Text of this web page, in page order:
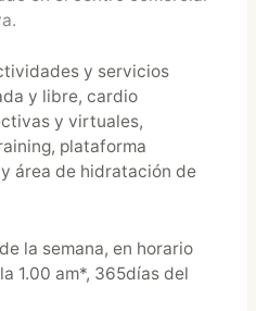
y servicios
y libre, cardio
y virtuales,
plataforma
área de hidratación de
la semana, en horario
1.00 am*, 365días del